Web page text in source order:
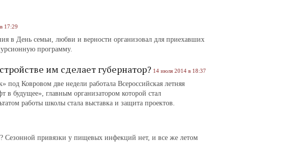
17:29
в День семьи, любви и верности организовал для приехавших
программу.
им сделает губернатор? 14 июля 2014 в 18:37
под Ковровом две недели работала Всероссийская летняя
в будущее», главным организатором которой стал
работы школы стала выставка и защита проектов.
Сезонной привязки у пищевых инфекций нет, и все же летом